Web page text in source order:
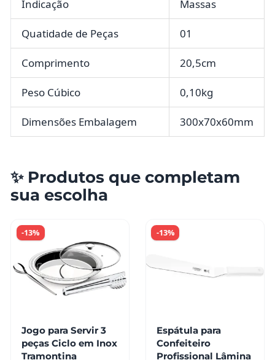
Indicação Massas
Quatidade de Peças 01
Comprimento 20,5cm
Peso Cúbico 0,10kg
Dimensões Embalagem 300x70x60mm
✨ Produtos que completam
sua escolha
-13%
Jogo para Servir 3
peças Ciclo em Inox
Tramontina
-13%
Espátula para
Confeiteiro
Profissional Lâmina